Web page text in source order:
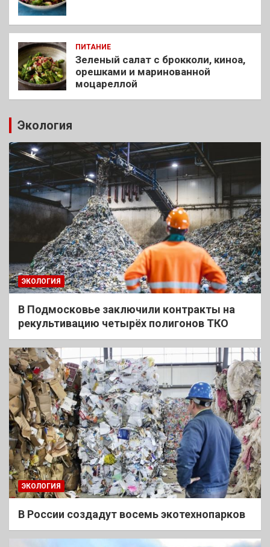
ПИТАНИЕ
Зеленый салат с брокколи, киноа,
орешками и маринованной
моцареллой
Экология
ЭКОЛОГИЯ
В Подмосковье заключили контракты на
рекультивацию четырёх полигонов ТКО
ЭКОЛОГИЯ
В России создадут восемь экотехнопарков